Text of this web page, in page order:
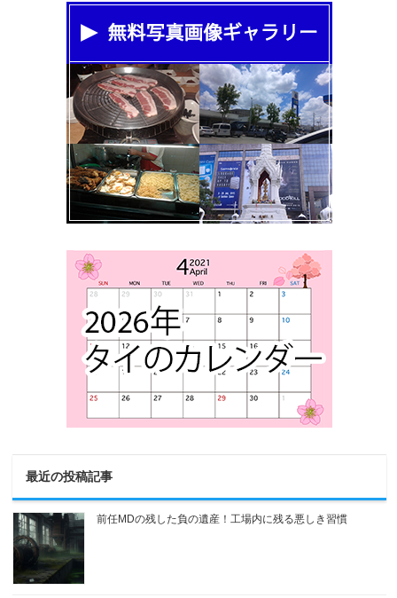
最近の投稿記事
前任MDの残した負の遺産！工場内に残る悪しき習慣